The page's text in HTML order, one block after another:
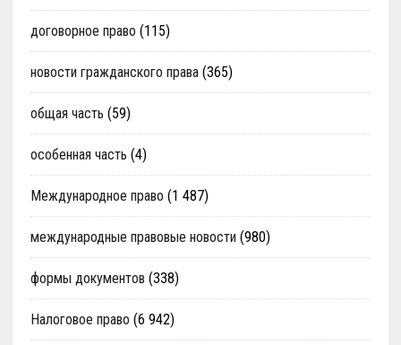
договорное право (115)
новости гражданского права(365)
общая часть (59)
особенная часть (4)
Международное право (1 487)
международные правовые новости (980)
формы документов (338)
Налоговое право (6 942)